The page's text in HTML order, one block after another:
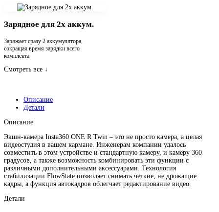
Зарядное для 2х аккум.
Заряжает сразу 2 аккумулятора,
сокращая время зарядки всего
комплекта
Смотреть все ↓
Описание
Детали
Описание
Экшн-камера Insta360 ONE R Twin – это не просто камера, а целая
видеостудия в вашем кармане. Инженерам компании удалось
совместить в этом устройстве и стандартную камеру, и камеру 360
градусов, а также возможность комбинировать эти функции с
различными дополнительными аксессуарами. Технология
стабилизации FlowState позволяет снимать четкие, не дрожащие
кадры, а функция автокадров облегчает редактирование видео.
Детали